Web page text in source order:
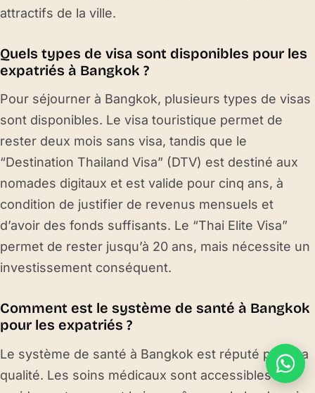
attractifs de la ville.
Quels types de visa sont disponibles pour les
expatriés à Bangkok ?
Pour séjourner à Bangkok, plusieurs types de visas
sont disponibles. Le visa touristique permet de
rester deux mois sans visa, tandis que le
“Destination Thailand Visa” (DTV) est destiné aux
nomades digitaux et est valide pour cinq ans, à
condition de justifier de revenus mensuels et
d’avoir des fonds suffisants. Le “Thai Elite Visa”
permet de rester jusqu’à 20 ans, mais nécessite un
investissement conséquent.
Comment est le système de santé à Bangkok
pour les expatriés ?
Le système de santé à Bangkok est réputé pour sa
qualité. Les soins médicaux sont accessibles